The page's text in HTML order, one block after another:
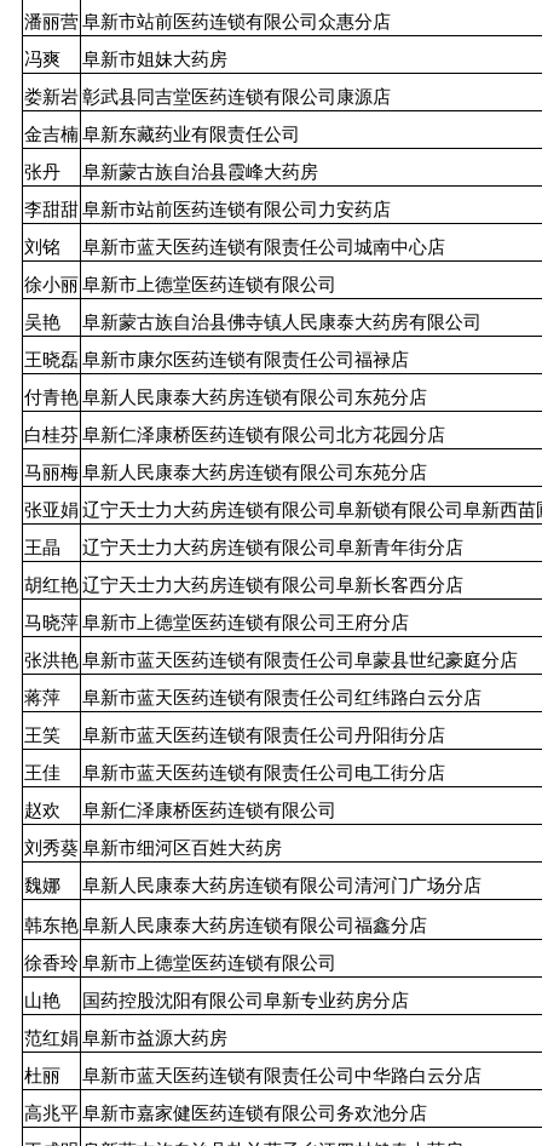
潘丽营阜新市站前医药连锁有限公司众惠分店
冯爽
阜新市姐妹大药房
娄新岩彰武县同吉堂医药连锁有限公司康源店
金吉楠阜新东藏药业有限责任公司
张丹
阜新蒙古族自治县霞峰大药房
李甜甜阜新市站前医药连锁有限公司力安药店
刘铭
阜新市蓝天医药连锁有限责任公司城南中心店
徐小丽阜新市上德堂医药连锁有限公司
吴艳
阜新蒙古族自治县佛寺镇人民康泰大药房有限公司
王晓磊阜新市康尔医药连锁有限责任公司福禄店
付青艳阜新人民康泰大药房连锁有限公司东苑分店
白桂芬阜新仁泽康桥医药连锁有限公司北方花园分店
马丽梅阜新人民康泰大药房连锁有限公司东苑分店
张亚娟 辽宁天士力大药房连锁有限公司阜新锁有限公司阜新西苗
王晶
辽宁天士力大药房连锁有限公司阜新青年街分店
胡红艳辽宁天士力大药房连锁有限公司阜新长客西分店
马晓萍阜新市上德堂医药连锁有限公司王府分店
张洪艳阜新市蓝天医药连锁有限责任公司阜蒙县世纪豪庭分店
蒋萍
阜新市蓝天医药连锁有限责任公司红纬路白云分店
王笑
阜新市蓝天医药连锁有限责任公司丹阳街分店
王佳
阜新市蓝天医药连锁有限责任公司电工街分店
赵欢
阜新仁泽康桥医药连锁有限公司
刘秀葵阜新市细河区百姓大药房
魏娜
阜新人民康泰大药房连锁有限公司清河门广场分店
韩东艳阜新人民康泰大药房连锁有限公司福鑫分店
徐香玲阜新市上德堂医药连锁有限公司
山艳
国药控股沈阳有限公司阜新专业药房分店
范红娟 阜新市益源大药房
杜丽
阜新市蓝天医药连锁有限责任公司中华路白云分店
高兆平阜新市嘉家健医药连锁有限公司务欢池分店